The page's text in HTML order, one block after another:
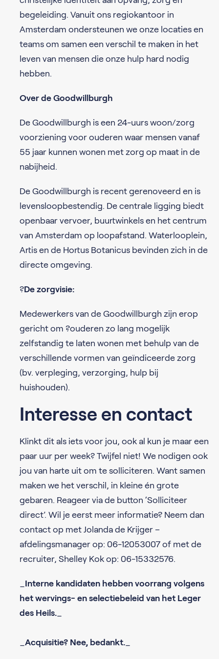
begeleiding. Vanuit ons regiokantoor in
Amsterdam ondersteunen we onze locaties en
teams om samen een verschil te maken in het
leven van mensen die onze hulp hard nodig
hebben.
Over de Goodwillburgh
De Goodwillburgh is een 24-uurs woon/zorg
voorziening voor ouderen waar mensen vanaf
55 jaar kunnen wonen met zorg op maat in de
nabijheid.
De Goodwillburgh is recent gerenoveerd en is
levensloopbestendig. De centrale ligging biedt
openbaar vervoer, buurtwinkels en het centrum
van Amsterdam op loopafstand. Waterlooplein,
Artis en de Hortus Botanicus bevinden zich in de
directe omgeving.
?De zorgvisie:
Medewerkers van de Goodwillburgh zijn erop
gericht om ?ouderen zo lang mogelijk
zelfstandig te laten wonen met behulp van de
verschillende vormen van geïndiceerde zorg
(bv. verpleging, verzorging, hulp bij
huishouden).
Interesse en contact
Klinkt dit als iets voor jou, ook al kun je maar een
paar uur per week? Twijfel niet! We nodigen ook
jou van harte uit om te solliciteren. Want samen
maken we het verschil, in kleine én grote
gebaren. Reageer via de button ‘Solliciteer
direct’. Wil je eerst meer informatie? Neem dan
contact op met Jolanda de Krijger –
afdelingsmanager op: 06-12053007 of met de
recruiter, Shelley Kok op: 06-15332576.
Interne kandidaten hebben voorrang volgens
het wervings- en selectiebeleid van het Leger
des Heils.
Acquisitie? Nee, bedankt.